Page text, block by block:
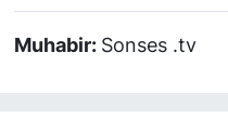
Muhabir: Sonses .tv